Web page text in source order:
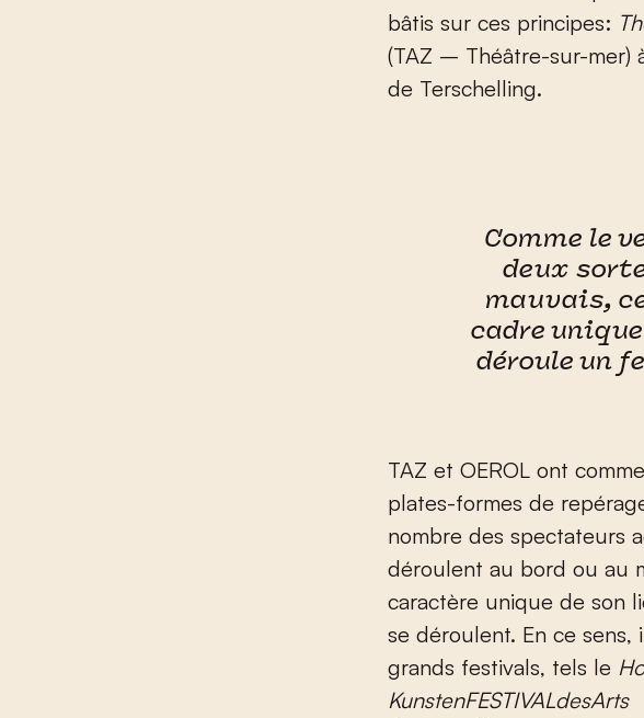
bâtis sur ces principes:
(TAZ – Théâtre-sur-mer)
de Terschelling.
Comme le
deux
mauvais,
cadre
déroule un
TAZ et OEROL ont
plates-formes de
nombre des spectateurs
déroulent au bord ou au
caractère unique de son
se déroulent. En ce sens,
grands festivals, tels le
KunstenFESTIVALdesArts